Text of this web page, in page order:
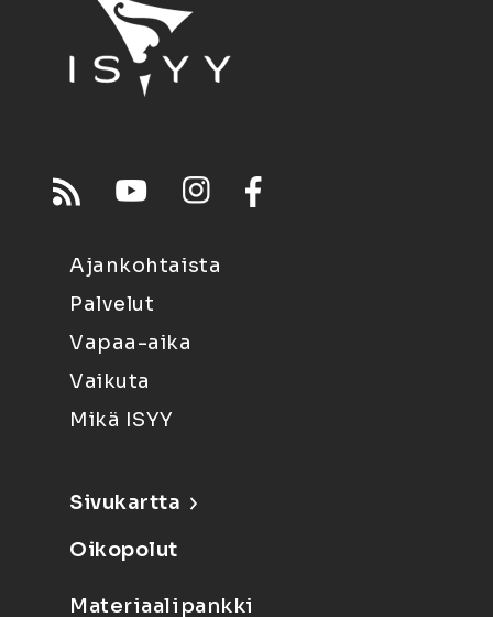
Ajankohtaista
Palvelut
Vapaa-aika
Vaikuta
Mikä ISYY
Sivukartta
Oikopolut
Materiaalipankki